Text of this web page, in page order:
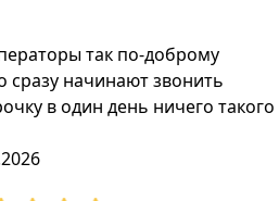
так по-доброму
начинают звонить
в один день ничего такого